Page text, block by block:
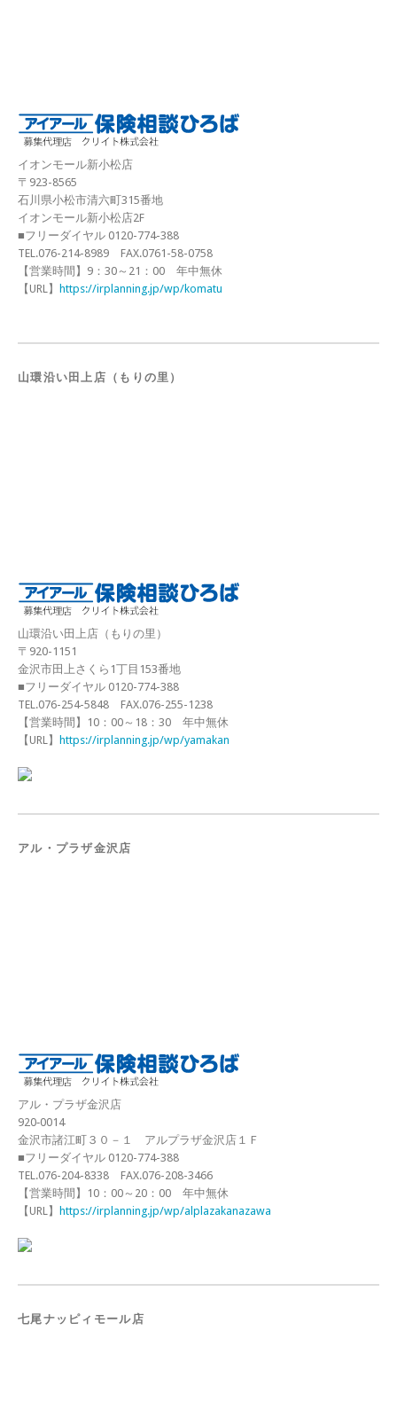
イオンモール新小松店
〒923-8565
石川県小松市清六町315番地
イオンモール新小松店2F
■フリーダイヤル 0120-774-388
TEL.076-214-8989 FAX.0761-58-0758
【営業時間】9：30～21：00 年中無休
【URL】 https://irplanning.jp/wp/komatu
山環沿い田上店（もりの里）
山環沿い田上店（もりの里）
〒920-1151
金沢市田上さくら1丁目153番地
■フリーダイヤル 0120-774-388
TEL.076-254-5848 FAX.076-255-1238
【営業時間】10：00～18：30 年中無休
【URL】 https://irplanning.jp/wp/yamakan
アル・プラザ金沢店
アル・プラザ金沢店
920‐0014
金沢市諸江町３０－１ アルプラザ金沢店１Ｆ
■フリーダイヤル 0120-774-388
TEL.076-204-8338 FAX.076-208-3466
【営業時間】10：00～20：00 年中無休
【URL】 https://irplanning.jp/wp/alplazakanazawa
七尾ナッピィモール店